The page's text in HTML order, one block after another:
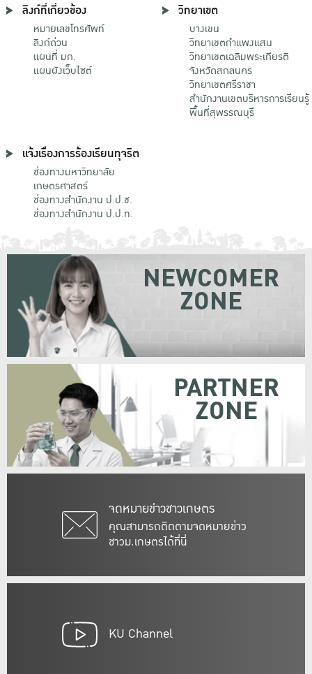
ลิงก์ที่เกี่ยวข้อง
หมายเลขโทรศัพท์
ลิงก์ด่วน
แผนที่ มก.
แผนผังเว็บไซต์
วิทยาเขต
บางเขน
วิทยาเขตกําแพงแสน
วิทยาเขตเฉลิมพระเกียรติ
จังหวัดสกลนคร
วิทยาเขตศรีราชา
สำนักงานเขตบริหารการเรียนรู้
พื้นที่สุพรรณบุรี
แจ้งเรื่องการร้องเรียนทุจริต
ช่องทางมหาวิทยาลัย
เกษตรศาสตร์
ช่องทางสำนักงาน ป.ป.ช.
ช่องทางสำนักงาน ป.ป.ท.
จดหมายข่าวชาวเกษตร
คุณสามารถติดตามจดหมายข่าว
ชาวม.เกษตรได้ที่นี่
NEWCOMER
ZONE
PARTNER
ZONE
KU Channel